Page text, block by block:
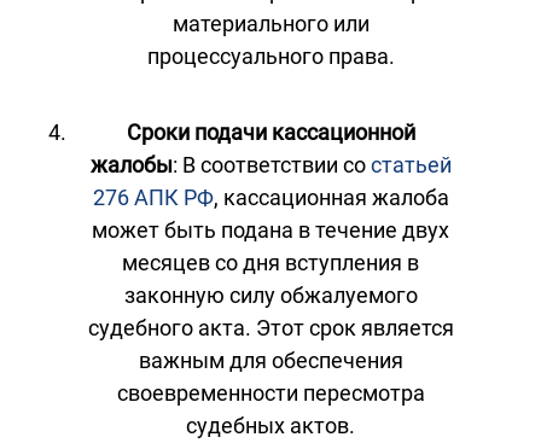
материального или
процессуального права.
Сроки подачи кассационной
жалобы: В соответствии состатьей
276 АПК РФ, кассационная жалоба
может быть подана в течение двух
месяцев со дня вступления в
законную силу обжалуемого
судебного акта. Этот срок является
важным для обеспечения
своевременности пересмотра
судебных актов.